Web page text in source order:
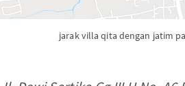
jarak villa qita dengan jatim